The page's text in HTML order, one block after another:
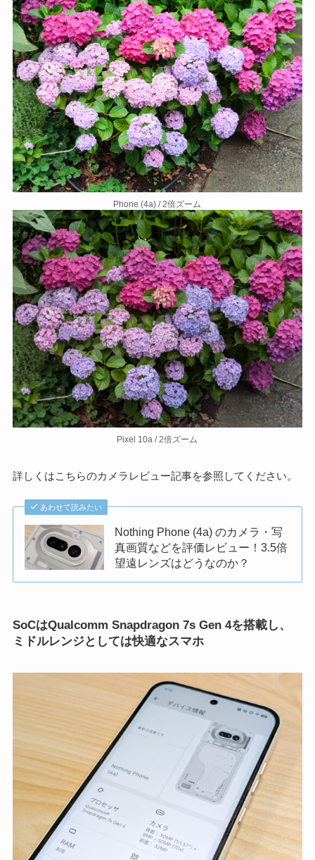
Phone (4a) / 2倍ズーム
Pixel 10a / 2倍ズーム
詳しくはこちらのカメラレビュー記事を参照してください。
あわせて読みたい
Nothing Phone (4a) のカメラ・写
真画質などを評価レビュー！3.5倍
望遠レンズはどうなのか？
SoCはQualcomm Snapdragon 7s Gen 4を搭載し、
ミドルレンジとしては快適なスマホ